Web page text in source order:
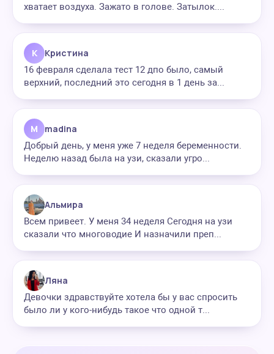
хватает воздуха. Зажато в голове. Затылок....
К Кристина
16 февраля сделала тест 12 дпо было, самый
верхний, последний это сегодня в 1 день за...
M madina
Добрый день, у меня уже 7 неделя беременности.
Неделю назад была на узи, сказали угро...
Альмира
Всем привеет. У меня 34 неделя Сегодня на узи
сказали что многоводие И назначили преп...
Ляна
Девочки здравствуйте хотела бы у вас спросить
было ли у кого-нибудь такое что одной т...